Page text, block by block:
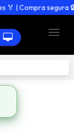
Compra segura 🔒